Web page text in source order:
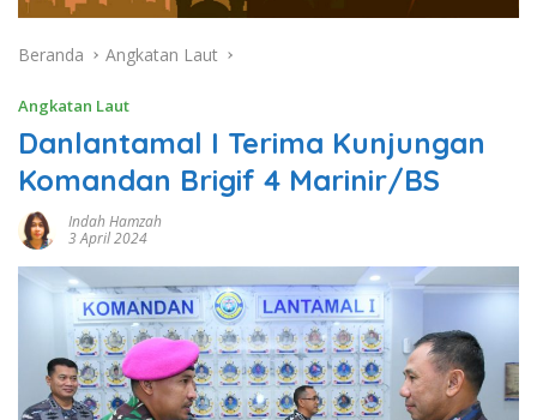
Beranda Angkatan Laut
Angkatan Laut
Danlantamal I Terima Kunjungan
Komandan Brigif 4 Marinir/BS
Indah Hamzah
3 April 2024